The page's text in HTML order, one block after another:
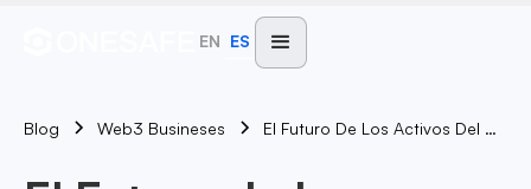
EN ES
Blog Web3 Busineses El Futuro De Los Activos Del Mundo Real Tokenizados: Perspectivas De Jamie Finn